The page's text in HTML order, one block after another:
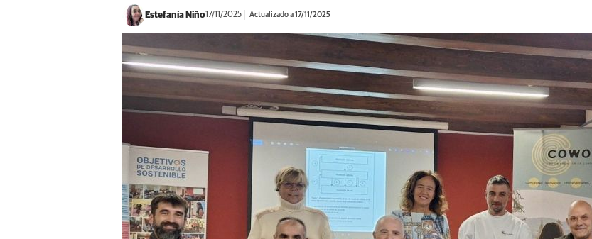
Estefanía Niño17/11/2025 Actualizado a 17/11/2025